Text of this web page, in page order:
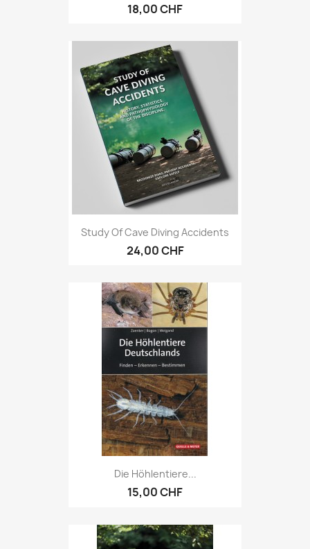
18,00 CHF
Study Of Cave Diving Accidents
24,00 CHF
Die Höhlentiere...
15,00 CHF